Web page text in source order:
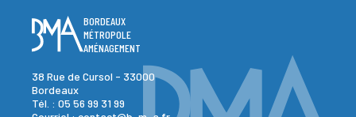
BORDEAUX
MÉTROPOLE
AMÉNAGEMENT
38 Rue de Cursol - 33000
Bordeaux
Tél. : 05 56 99 31 99